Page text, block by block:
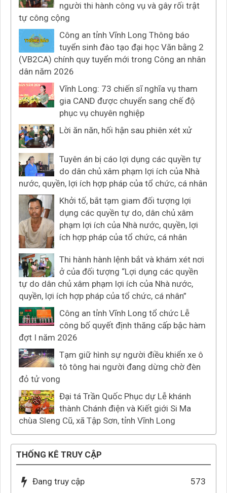
người thi hành công vụ và gây rối trật
tự công cộng
Công an tỉnh Vĩnh Long Thông báo
tuyển sinh đào tạo đại học Văn bằng 2
(VB2CA) chính quy tuyển mới trong Công an nhân
dân năm 2026
Vĩnh Long: 73 chiến sĩ nghĩa vụ tham
gia CAND được chuyển sang chế độ
phục vụ chuyên nghiệp
Lời ăn năn, hối hận sau phiên xét xử
Tuyên án bị cáo lợi dụng các quyền tự
do dân chủ xâm phạm lợi ích của Nhà
nước, quyền, lợi ích hợp pháp của tổ chức, cá nhân
Khởi tố, bắt tạm giam đối tượng lợi
dụng các quyền tự do, dân chủ xâm
phạm lợi ích của Nhà nước, quyền, lợi
ích hợp pháp của tổ chức, cá nhân
Thi hành hành lệnh bắt và khám xét nơi
ở của đối tượng “Lợi dụng các quyền
tự do dân chủ xâm phạm lợi ích của Nhà nước,
quyền, lợi ích hợp pháp của tổ chức, cá nhân”
Công an tỉnh Vĩnh Long tổ chức Lễ
công bố quyết định thăng cấp bậc hàm
đợt I năm 2026
Tạm giữ hình sự người điều khiển xe ô
tô tông hai người đang dừng chờ đèn
đỏ tử vong
Đại tá Trần Quốc Phục dự Lễ khánh
thành Chánh điện và Kiết giới Si Ma
chùa Sleng Cũ, xã Tập Sơn, tỉnh Vĩnh Long
THỐNG KÊ TRUY CẬP
Đang truy cập
573